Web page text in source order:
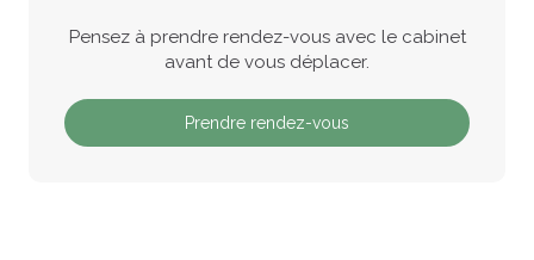
Pensez à prendre rendez-vous avec le cabinet
avant de vous déplacer.
Prendre rendez-vous